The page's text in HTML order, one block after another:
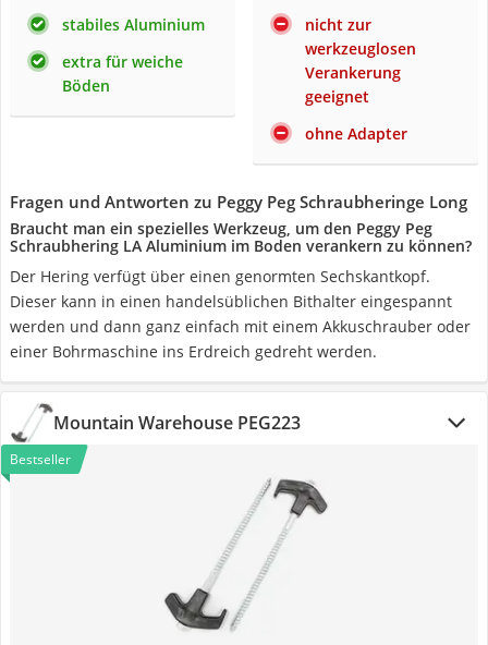
stabiles Aluminium
extra für weiche
Böden
nicht zur
werkzeuglosen
Verankerung
geeignet
ohne Adapter
Fragen und Antworten zu Peggy Peg Schraubheringe Long
Braucht man ein spezielles Werkzeug, um den Peggy Peg
Schraubhering LA Aluminium im Boden verankern zu können?
Der Hering verfügt über einen genormten Sechskantkopf.
Dieser kann in einen handelsüblichen Bithalter eingespannt
werden und dann ganz einfach mit einem Akkuschrauber oder
einer Bohrmaschine ins Erdreich gedreht werden.
Mountain Warehouse PEG223
Bestseller